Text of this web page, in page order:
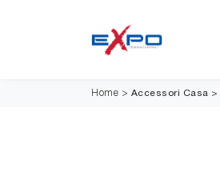
Home > Accessori Casa >